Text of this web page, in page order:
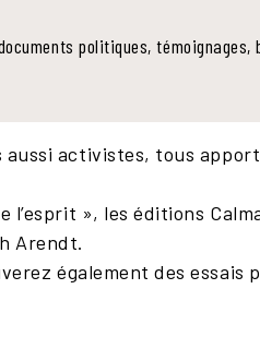
politiques, témoignages,
activistes, tous
», les éditions
Arendt.
également des essais